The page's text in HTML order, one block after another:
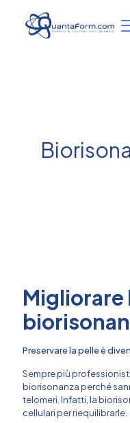
Migliorare
Preservare la pelle è
Sempre più
biorisonanza perché
telomeri. Infatti, la
cellulari per riequilibrarle.